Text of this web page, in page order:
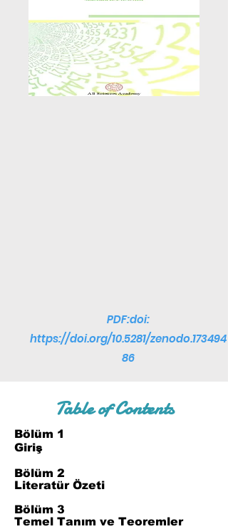
PDF:doi:
https://doi.org/10.5281/zenodo.173494
86
Table of Contents
Bölüm 1
Giriş
Bölüm 2
Literatür Özeti
Bölüm 3
Temel Tanım ve Teoremler